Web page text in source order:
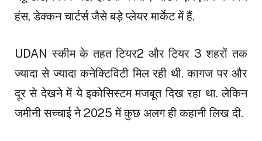
हंस, डेक्कन चार्टर्स जैसे बड़े प्लेयर मार्केट में हैं.
UDAN स्कीम के तहत टियर2 और टियर 3 शहरों तक
ज्यादा से ज्यादा कनेक्टिविटी मिल रही थी. कागज पर और
दूर से देखने में ये इकोसिस्टम मजबूत दिख रहा था. लेकिन
जमीनी सच्चाई ने 2025 में कुछ अलग ही कहानी लिख दी.